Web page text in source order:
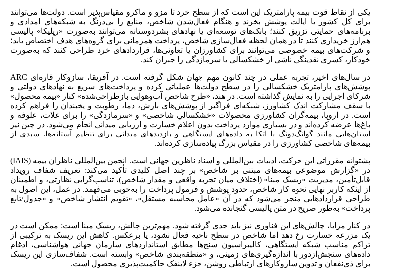
یکی از نقاط قوت بیمه پارامتریک این است که از سطح خرد تا مزو و ماکرو مقیاس‌پذیر است. دولت‌ها می‌توانند
برای کل کشور یا ایالت پوشش بخرند و هنگام فعال‌شدن شاخص، منابع را بی‌درنگ به شبکه‌های امدادی و
برنامه‌های حمایتی تزریق کنند؛ بانک‌های توسعه‌ای یا نهادهای بشردوستانه می‌توانند به‌صورت «رپلیکا» پالیسی
هم‌ارز خریداری کنند تا در همان لحظه فعال‌سازی شاخص، پرداخت همزمانی برای گروه‌های هدف اختصاص یابد؛
و شرکت‌های بیمه خصوصی می‌توانند برای کشاورزان یا تعاونی‌ها، قراردادهای خرد طراحی کنند که به‌صورت
خودکار، کسری نقدینگی ناشی از خشکسالی یا سرمازدگی را جبران کند.
در سال‌های اخیر، تجربه عملی در چند کانون مهم جهان شکل گرفته است. در آفریقا، سازوکار قاره‌ای ARC
پوشش‌های پارامتریک خشکسالی را در سطح دولت‌ها عملیاتی کرده و پرداخت‌های سریع به نهادهای دولتی و
شرکای اجرایی را به نمایش گذاشته است. در هند، «طرح شاخص آب‌وهوایی بازطراحی‌شده» کنار «بیمه محصول»
با سقف مشارکت اندک کشاورز، شبکه‌ای فراگیر از پوشش‌های بارش، دما، رطوبت و یخبندان را فراهم کرده
است. در اروپا، بیمه‌گران کشاورزی محصولات «خشکسالیِ شاخصی» و «سرمازدگی» را برای غلات، علوفه و
باغ‌ها عرضه کرده‌اند و در بسیاری موارد پرداخت بدون اعلام خسارت و ارزیابی میدانی انجام می‌شود. در چین نیز
استان‌هایی مانند گوانگ‌دونگ با اتکا به داده‌های ایستگاهی و بازدیدهای میدانی برای تنظیم آستانه‌ها، سبدی از
بیمه‌های شاخصی کشاورزی را در مقیاس بزرگ پیاده‌سازی کرده‌اند.
پشتوانه مقرراتی این حرکت، ادبیات بین‌المللی و اسناد ناظرین جهانی است. انجمن بین‌المللی ناظران بیمه (IAIS)
در «گزارش موضوعی بیمه‌های مبتنی بر شاخص» بر چند اصل کلیدی تأکید می‌کند: تعریف شفاف رویداد
قابل‌تأمین، مدیریت «ریسک مبنا» (اختلاف میان تجربه واقعی و مقدار شاخص)، تناسب‌گرایی نظارتی، و اطمینان
از اینکه کاربر نهایی نحوه کار شاخص، حدود پوشش و فرمول پرداخت را به‌خوبی می‌فهمد. در عمل، این اصول به
طراحی قراردادهایی منجر می‌شود که در آن «عامل محاسبه مستقل»، «تقویم انتشار شاخص» و «جدول/تابع
پرداخت» به‌طور صریح در متن پالیسی گنجانده می‌شود.
در کنار مزایا، چالش‌های این فناوری نیز باید جدی گرفته شود. مهم‌ترین چالش، ریسک مبنا است: ممکن است در
یک مزرعه خسارت رخ دهد اما شاخص در سطح ناحیه فعال نشود، یا برعکس. کاهش این ریسک به ترکیبی از
تراکم مناسب شبکه ایستگاهی، کالیبراسیون سنج‌ها مطابق استانداردهای سازمان جهانی هواشناسی، ادغام
داده‌های سنجش‌ازدور با اندازه‌گیری‌های زمینی، و «منطقه‌بندی شاخص» وابسته است. شفاف‌سازی این ریسک
برای ذی‌نفعان و تدوین سازوکارهای ارتباطی روشن، جزء لاینفک حاکمیت‌پذیری محصول است.